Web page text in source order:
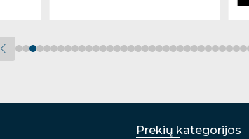
Prekių kategorijos